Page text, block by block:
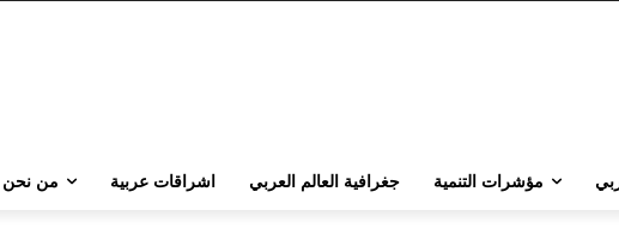
مؤشرات التنمية جغرافية العالم العربي اشراقات عربية من نحن